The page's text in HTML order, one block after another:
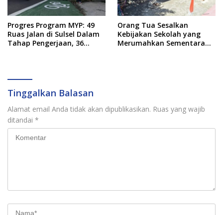
Progres Program MYP: 49
Ruas Jalan di Sulsel Dalam
Tahap Pengerjaan, 36
Orang Tua Sesalkan
Kebijakan Sekolah yang
Merumahkan Sementara
Tinggalkan Balasan
Alamat email Anda tidak akan dipublikasikan. Ruas yang wajib
ditandai *